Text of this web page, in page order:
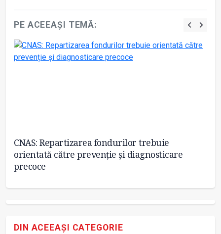
PE ACEEAȘI TEMĂ:
CNAS: Repartizarea fondurilor trebuie
orientată către prevenție și diagnosticare
precoce
DIN ACEEAȘI CATEGORIE